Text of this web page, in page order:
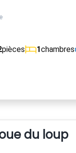
pièces 1chambres
du loup